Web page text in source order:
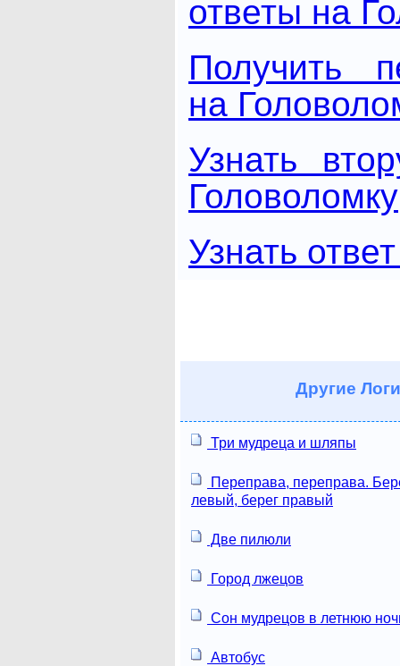
ответы на
Получить
на
Узнать
Головоломку
Узнать
Другие
Три мудреца и шляпы
Переправа, переправа.
левый, берег правый
Две пилюли
Город лжецов
Сон мудрецов в летнюю
Автобус